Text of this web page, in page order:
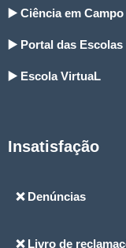
▶️ Ciência em Campo
▶️ Portal das Escolas
▶️ Escola VirtuaL
Insatisfação
❌ Denúncias
❌ Livro de